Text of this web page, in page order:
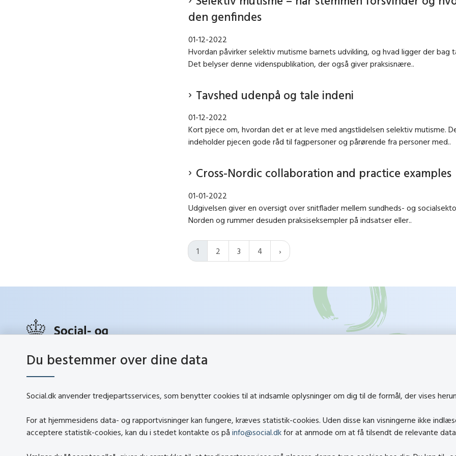
den genfindes
01-12-2022
Hvordan påvirker selektiv mutisme barnets udvikling, og hvad ligger der bag
Det belyser denne videnspublikation, der også giver praksisnære..
Tavshed udenpå og tale indeni
01-12-2022
Kort pjece om, hvordan det er at leve med angstlidelsen selektiv mutisme.
indeholder pjecen gode råd til fagpersoner og pårørende fra personer med..
Cross-Nordic collaboration and practice examples
01-01-2022
Udgivelsen giver en oversigt over snitflader mellem sundheds- og
Norden og rummer desuden praksiseksempler på indsatser eller..
1 2 3 4
Lerchesgade 35, 5
Tlf.:72 42 37 00
sikkermail
Om social.dk
Socialministeriet
Du bestemmer over dine data
Social.dk anvender tredjepartsservices, som benytter cookies til at indsamle oplysninger om dig til de formål, der vises
For at hjemmesidens data- og rapportvisninger kan fungere, kræves statistik-cookies. Uden disse kan visningerne ikke
acceptere statistik-cookies, kan du i stedet kontakte os på info@social.dk for at anmode om at få tilsendt de relevante